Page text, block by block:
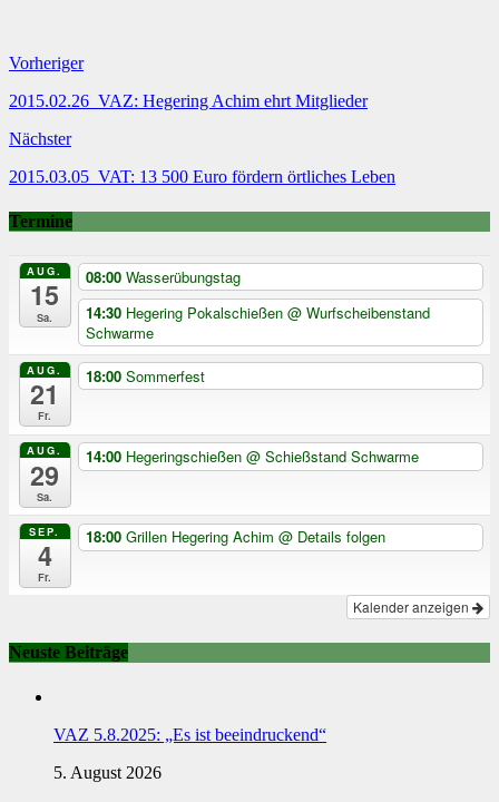
Vorheriger
2015.02.26_VAZ: Hegering Achim ehrt Mitglieder
Nächster
2015.03.05_VAT: 13 500 Euro fördern örtliches Leben
Termine
AUG.
15
Sa.
08:00 Wasserübungstag
14:30 Hegering Pokalschießen @ Wurfscheibenstand
Schwarme
AUG.
21
Fr.
18:00 Sommerfest
AUG.
29
Sa.
14:00 Hegeringschießen @ Schießstand Schwarme
SEP.
4
Fr.
18:00 Grillen Hegering Achim @ Details folgen
Kalender anzeigen
Neuste Beiträge
VAZ 5.8.2025: „Es ist beeindruckend“
5. August 2026